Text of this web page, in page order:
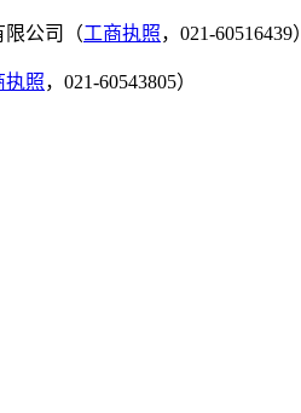
限公司（工商执照，021-60516439）
执照，021-60543805）